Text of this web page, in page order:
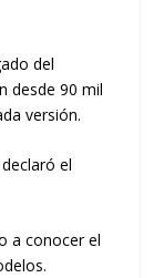
del
desde 90 mil
versión.
el
a conocer el